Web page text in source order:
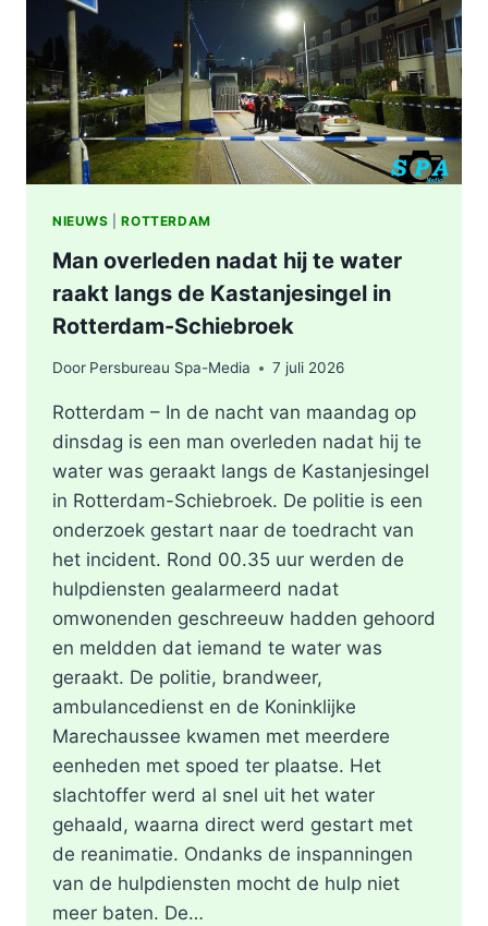
SCHIETPARTIJ
ROTTERDAM
NIEUWS |ROTTERDAM
Man overleden nadat hij te water
raakt langs de Kastanjesingel in
Rotterdam-Schiebroek
Door Persbureau Spa-Media 7 juli 2026
Rotterdam – In de nacht van maandag op
dinsdag is een man overleden nadat hij te
water was geraakt langs de Kastanjesingel
in Rotterdam-Schiebroek. De politie is een
onderzoek gestart naar de toedracht van
het incident. Rond 00.35 uur werden de
hulpdiensten gealarmeerd nadat
omwonenden geschreeuw hadden gehoord
en meldden dat iemand te water was
geraakt. De politie, brandweer,
ambulancedienst en de Koninklijke
Marechaussee kwamen met meerdere
eenheden met spoed ter plaatse. Het
slachtoffer werd al snel uit het water
gehaald, waarna direct werd gestart met
de reanimatie. Ondanks de inspanningen
van de hulpdiensten mocht de hulp niet
meer baten. De…